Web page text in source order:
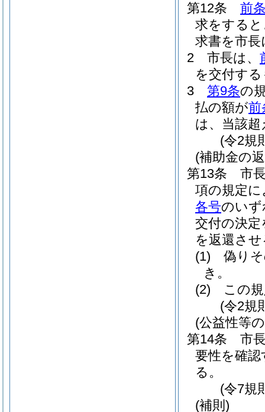
第12条
前
求をすると
求書を市
2
市長は、
を交付す
3
第9条の
払の額が前
は、当該
(令2規
(補助金の
第13条
市
項の規定
各号のいず
交付の決
を返還さ
(1)
偽り
き。
(2)
この
(令2規
(公益性等
第14条
市
要性を確
る。
(令7規
(補則)